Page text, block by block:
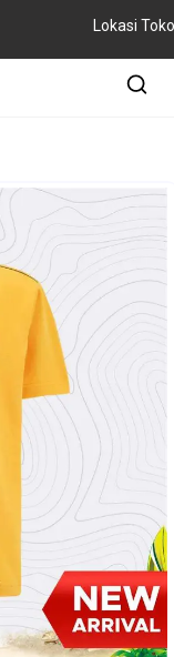
Lokasi Toko